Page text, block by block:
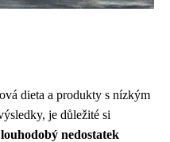
dieta a produkty s nízkým
je důležité si
nedostatek